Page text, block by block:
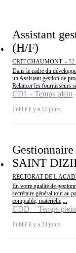
Assistant
(H/F)
CRIT CHAUMONT - 52
Dans le cadre du
un Assistant gestion de
Relancer les fournisseurs
CDI - Temps plein
Publié il y a 11 jours
SAINT
RECTORAT DE L
En votre qualité de
secrétaire général tout au
comptable, matérielle,...
CDD - Temps plein
Publié il y a 24 jours